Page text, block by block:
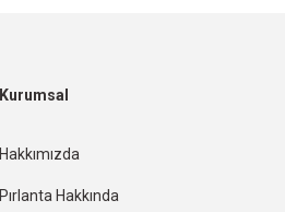
Kurumsal
Hakkımızda
Pırlanta Hakkında